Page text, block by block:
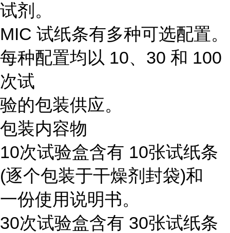
试剂。
MIC 试纸条有多种可选配置。
每种配置均以 10、30 和 100
次试
验的包装供应。
包装内容物
10次试验盒含有 10张试纸条
(逐个包装于干燥剂封袋)和
一份使用说明书。
30次试验盒含有 30张试纸条